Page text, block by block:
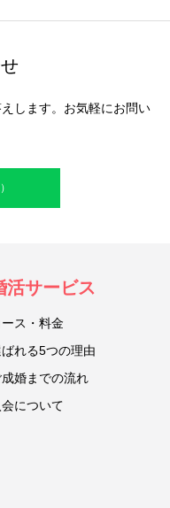
します。お気軽にお問い
活サービス
ース・料金
れる5つの理由
成婚までの流れ
会について